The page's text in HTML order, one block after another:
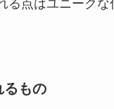
る点はユニークな
るもの